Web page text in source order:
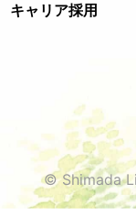
キャリア採用
© Shimada